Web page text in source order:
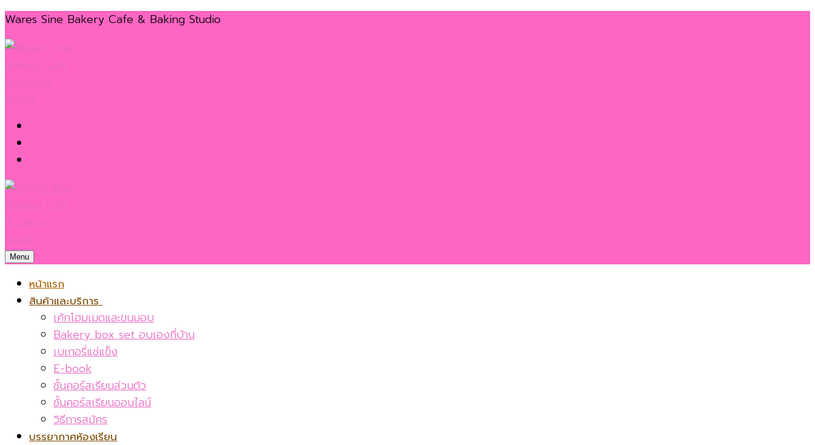
Skip
to
content
Menu
Close
Wares Sine Bakery Cafe & Baking Studio
Menu
หน้าแรก
สินค้าและบริการ
เค้กโฮมเมดและขนมอบ
Bakery box set อบเองที่บ้าน
เบเกอรี่แช่แข็ง
E-book
ชั้นคอร์สเรียนส่วนตัว
ชั้นคอร์สเรียนออนไลน์
วิธีการสมัคร
บรรยากาศห้องเรียน